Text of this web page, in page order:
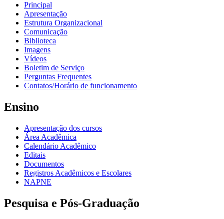
Principal
Apresentação
Estrutura Organizacional
Comunicação
Biblioteca
Imagens
Vídeos
Boletim de Serviço
Perguntas Frequentes
Contatos/Horário de funcionamento
Ensino
Apresentação dos cursos
Área Acadêmica
Calendário Acadêmico
Editais
Documentos
Registros Acadêmicos e Escolares
NAPNE
Pesquisa e Pós-Graduação